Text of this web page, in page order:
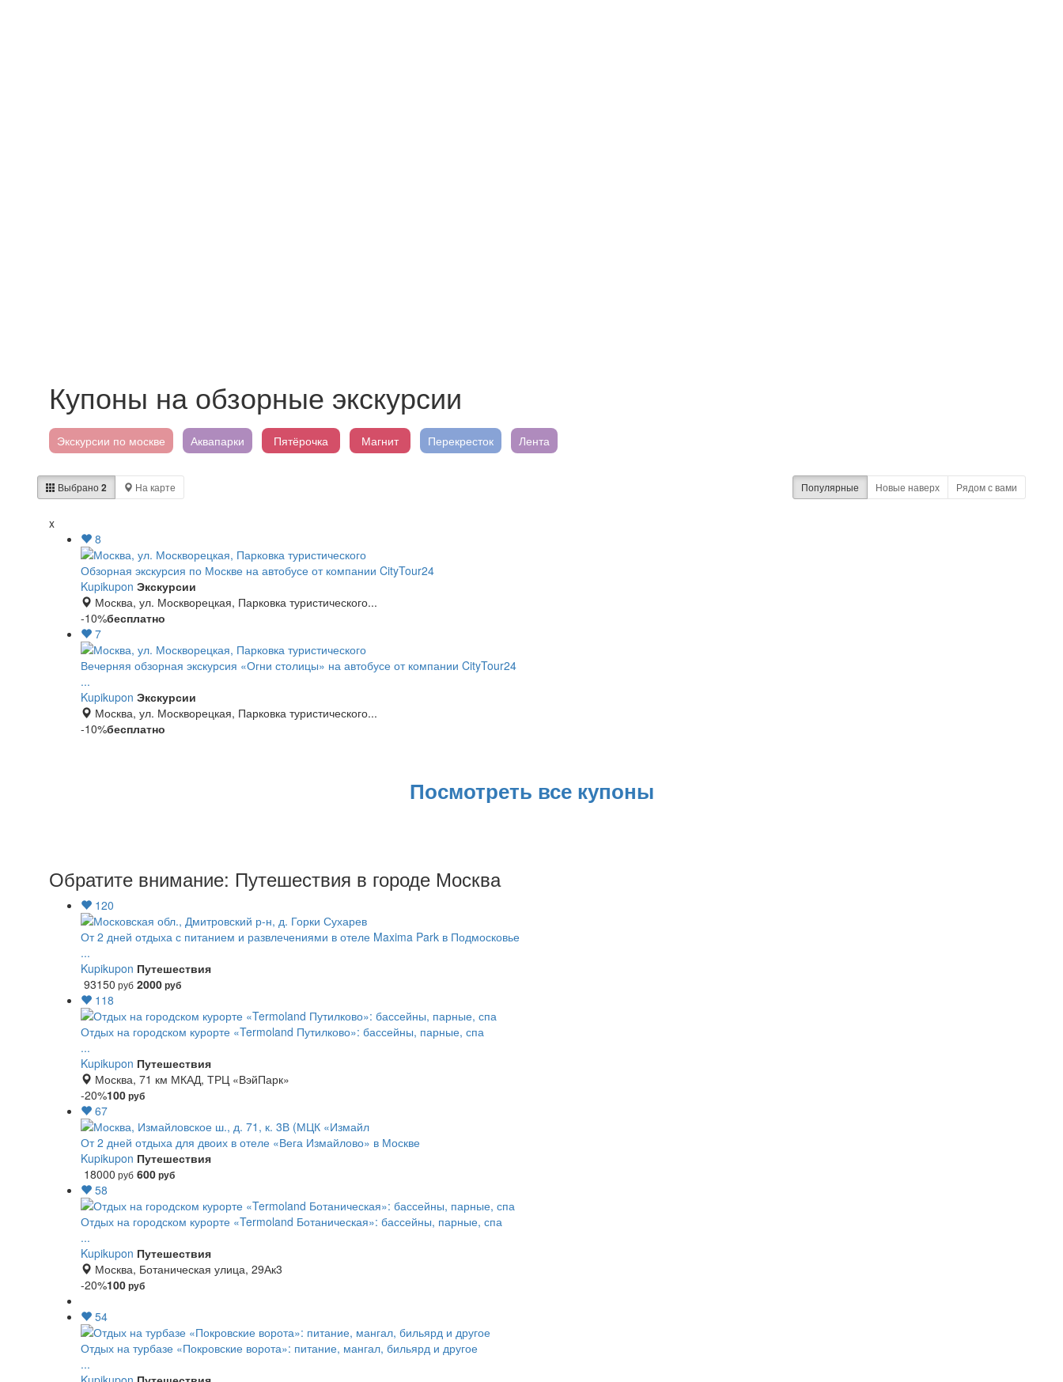
Купоны на обзорные экскурсии
Экскурсии по москве Аквапарки Пятёрочка Магнит Перекресток Лента
Выбрано2 На карте Популярные Новые наверх Рядом с вами
x
8
Обзорная экскурсия по Москве на автобусе от компании CityTour24
Kupikupon Экскурсии
Москва, ул. Москворецкая, Парковка туристического...
-10%бесплатно
7
Вечерняя обзорная экскурсия «Огни столицы» на автобусе от компании CityTour24
...
Kupikupon Экскурсии
Москва, ул. Москворецкая, Парковка туристического...
-10%бесплатно
Посмотреть все купоны
Обратите внимание: Путешествия в городе Москва
120
От 2 дней отдыха с питанием и развлечениями в отеле Maxima Park в Подмосковье
...
Kupikupon Путешествия
93150 руб 2000руб
118
Отдых на городском курорте «Termoland Путилково»: бассейны, парные, спа
...
Kupikupon Путешествия
Москва, 71 км МКАД, ТРЦ «ВэйПарк»
-20%100руб
67
От 2 дней отдыха для двоих в отеле «Вега Измайлово» в Москве
Kupikupon Путешествия
18000 руб 600руб
58
Отдых на городском курорте «Termoland Ботаническая»: бассейны, парные, спа
...
Kupikupon Путешествия
Москва, Ботаническая улица, 29Ак3
-20%100руб
54
Отдых на турбазе «Покровские ворота»: питание, мангал, бильярд и другое
...